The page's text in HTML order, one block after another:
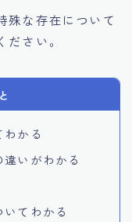
殊な存在について
さい。
かる
いがわかる
てわかる